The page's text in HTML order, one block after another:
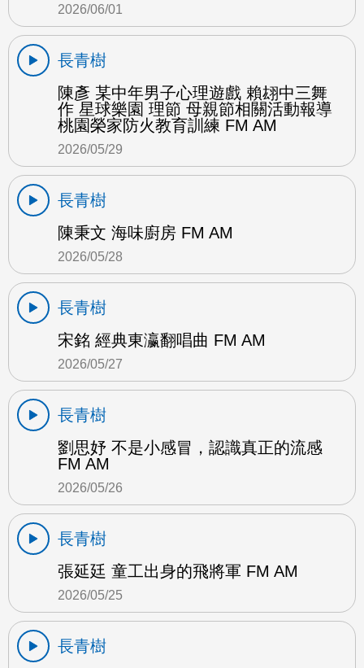
2026/06/01
長青樹
陳彥 某中年男子心理遊戲 賴翃中三舞
作 星球樂園 理節 母親節相關活動報導
桃園榮家防火教育訓練 FM AM
2026/05/29
長青樹
陳秉文 海味廚房 FM AM
2026/05/28
長青樹
宋銘 經典東瀛翻唱曲 FM AM
2026/05/27
長青樹
劉思妤 不是小感冒，認識真正的流感
FM AM
2026/05/26
長青樹
張延廷 童工出身的飛將軍 FM AM
2026/05/25
長青樹